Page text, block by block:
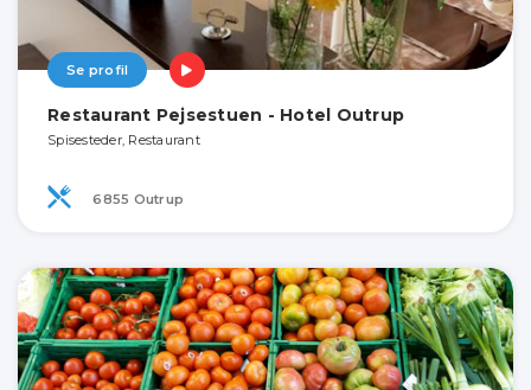
Se profil
Restaurant Pejsestuen - Hotel Outrup
Spisesteder, Restaurant
6855 Outrup